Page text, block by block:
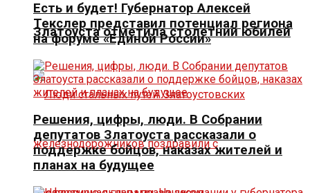
Златоуста отметила столетний юбилей
Есть и будет! Губернатор Алексей
Текслер представил потенциал региона
на форуме «Единой России»
Решения, цифры, люди. В Собрании
депутатов Златоуста рассказали о
поддержке бойцов, наказах жителей и
планах на будущее